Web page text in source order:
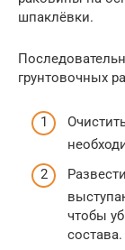
шпаклёвки.
грунтовочных
чтобы
состава.